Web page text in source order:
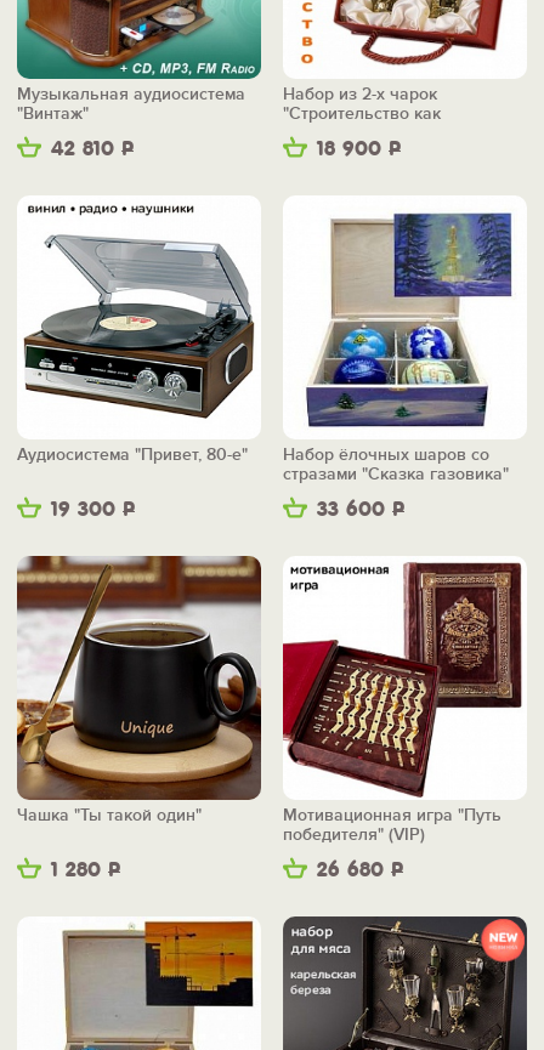
42 810 Р
Музыкальная аудиосистема
"Винтаж"
18 900 Р
Набор из 2-х чарок
"Строительство как
искусство"
19 300 Р
Аудиосистема "Привет, 80-е"
33 600 Р
Набор ёлочных шаров со
стразами "Сказка газовика"
1 280 Р
Чашка "Ты такой один"
26 680 Р
Мотивационная игра "Путь
победителя" (VIP)